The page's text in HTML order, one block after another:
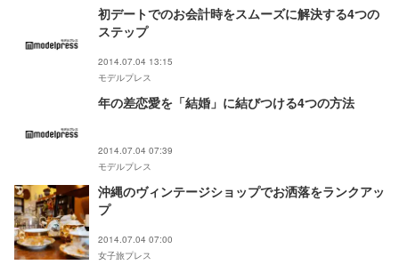
初デートでのお会計時をスムーズに解決する4つの
ステップ
2014.07.04 13:15
モデルプレス
年の差恋愛を「結婚」に結びつける4つの方法
2014.07.04 07:39
モデルプレス
沖縄のヴィンテージショップでお洒落をランクアッ
プ
2014.07.04 07:00
女子旅プレス